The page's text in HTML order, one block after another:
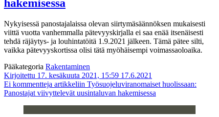
hakemisessa
Nykyisessä panostajalaissa olevan siirtymäsäännöksen mukaisesti
viittä vuotta vanhemmalla pätevyyskirjalla ei saa enää itsenäisesti
tehdä räjäytys- ja louhintatöitä 1.9.2021 jälkeen. Tämä pätee silti,
vaikka pätevyyskortissa olisi tätä myöhäisempi voimassaoloaika.
Pääkategoria Rakentaminen
Kirjoitettu 17. kesäkuuta 2021, 15:59 17.6.2021
Ei kommentteja artikkeliin Työsuojeluviranomaiset huolissaan:
Panostajat viivyttelevät uusintaluvan hakemisessa